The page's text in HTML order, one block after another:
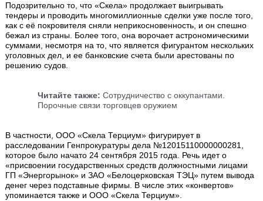
Подозрительно то, что «Скела» продолжает выигрывать
тендеры и проводить многомиллионные сделки уже после того,
как с её покровителя сняли неприкосновенность, и он спешно
бежал из страны. Более того, она ворочает астрономическими
суммами, несмотря на то, что является фигурантом нескольких
уголовных дел, и ее банковские счета были арестованы по
решению судов.
Читайте также: Сотрудничество с оккупантами.
Порочные связи торговцев оружием
В частности, ООО «Скела Терциум» фигурирует в
расследовании Генпрокуратуры дела №12015110000000281,
которое было начато 24 сентября 2015 года. Речь идет о
«присвоении государственных средств должностными лицами
ГП «Энергорынок» и ЗАО «Белоцерковская ТЭЦ» путем вывода
денег через подставные фирмы. В числе этих «конвертов»
упоминается также и ООО «Скела Терциум».